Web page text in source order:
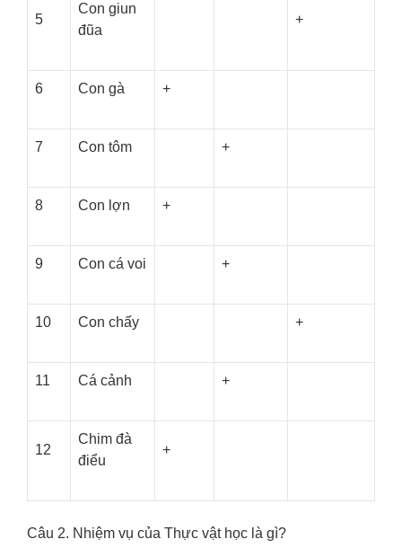
5
Con giun
đũa
+
6 Con gà +
7 Con tôm +
8 Con lợn +
9 Con cá voi +
10 Con chấy +
11 Cá cảnh +
12
Chim đà
điểu
+
Câu 2. Nhiệm vụ của Thực vật học là gì?